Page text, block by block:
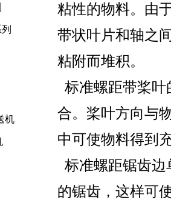
机
粘性的物料。由
带状叶片和轴之
粘附而堆积。
标准螺距带桨
合。桨叶方向与
中可使物料得到
标准螺距锯齿
的锯齿，这样可